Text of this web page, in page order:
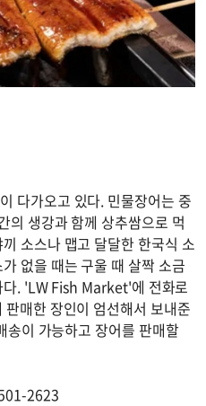
다가오고 있다. 민물장어는 중
의 생강과 함께 상추쌈으로 먹
소스나 맵고 달달한 한국식 소
없을 때는 구울 때 살짝 소금
. 'LW Fish Market'에 전화로
매한 장인이 엄선해서 보내준
이 가능하고 장어를 판매할
2623